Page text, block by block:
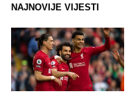
NAJNOVIJE VIJESTI